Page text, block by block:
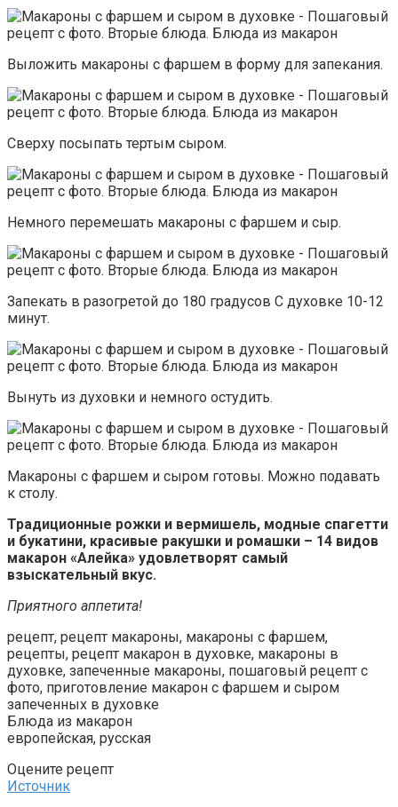
Выложить макароны с фаршем в форму для запекания.
Сверху посыпать тертым сыром.
Немного перемешать макароны с фаршем и сыр.
Запекать в разогретой до 180 градусов С духовке 10-12
минут.
Вынуть из духовки и немного остудить.
Макароны с фаршем и сыром готовы. Можно подавать
к столу.
Традиционные рожки и вермишель, модные спагетти
и букатини, красивые ракушки и ромашки – 14 видов
макарон «Алейка» удовлетворят самый
взыскательный вкус.
Приятного аппетита!
рецепт, рецепт макароны, макароны с фаршем,
рецепты, рецепт макарон в духовке, макароны в
духовке, запеченные макароны, пошаговый рецепт с
фото, приготовление макарон с фаршем и сыром
запеченных в духовке
Блюда из макарон
европейская, русская
Оцените рецепт
Источник